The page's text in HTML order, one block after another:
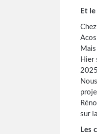
Et
Hier
sur
Les